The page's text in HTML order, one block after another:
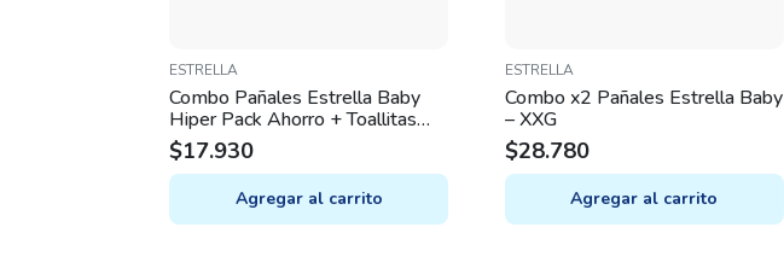
ESTRELLA
Combo Pañales Estrella Baby
Hiper Pack Ahorro + Toallitas
húmedas 50u – G
$17.930
Agregar al carrito
ESTRELLA
Combo x2 Pañales Estrella Baby
– XXG
$28.780
Agregar al carrito